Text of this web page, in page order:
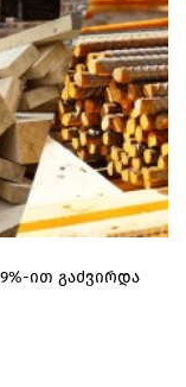
ით გაძვირდა